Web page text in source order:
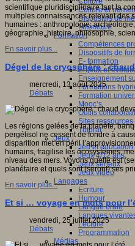
Culture et
Dispositifs de
Littérature
Formation
Compétences
Dispositifs de
E- formation
Enjeux et
Enseignement
Formations
Formation
Mooc’s
Outils
Sites ressources
Tutorat
Jeux
Jeu et éducation
Jeux 4/12 ans
Jeux sérieux
Jeux vidéo
Langages
Ecriture
Humour
Langue orale
Langues
Lecture
Programmation
Médias
scientifique pluridisciplinaire tant la
multiples connaissances relevant des
humaines : anthropologie,
géographie, histoire, philosophie,
En savoir plus...
Dégel de la cryosphère :
mercredi, 13 août 2025
Débats
Les régions gelées de la planète,
pergélisol ne cessent de fondre à
disparition met en péril
humains, fragilise les écosystèmes,
niveau des mers. Voyons quelle est
planétaire et quels sont (seront) ses
En savoir plus...
Et si … voyage en mots pour
vendredi, 25 juillet 2025
Débats